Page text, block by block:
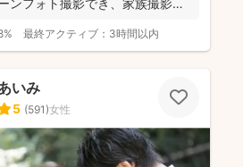
ンフォト撮影でき、家族撮影お
最終アクティブ： 3時間以内
いみ
5 (591)女性